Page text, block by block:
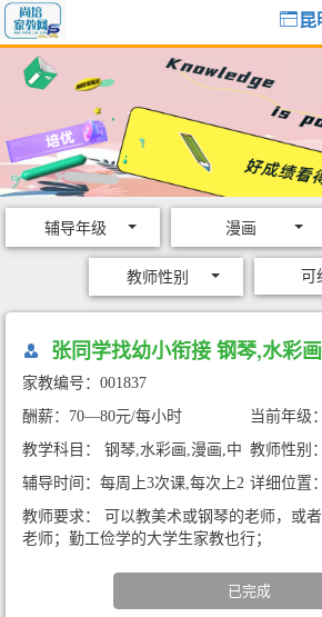
昆
辅导年级 漫画
教师性别 可
张同学找幼小衔接 钢琴,水彩
家教编号：001837
酬薪：70—80元/每小时
当前年级
教学科目： 钢琴,水彩画,漫画,中
国画
教师性别：
辅导时间：每周上3次课,每次上2
小时
详细位置
云小区（
教师要求： 可以教美术或钢琴的老师，或
老师；勤工俭学的大学生家教也行；
已完成